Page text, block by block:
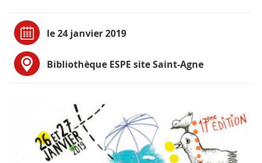
le 24 janvier 2019
Bibliothèque ESPE site Saint-Agne